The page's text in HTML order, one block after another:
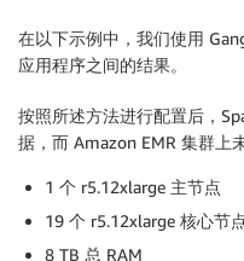
在以下示例中，我们使用
应用程序之间的结果。
按照所述方法进行配置后，
据，而 Amazon EMR 集群上
1 个 r5.12xlarge 主节点
19 个 r5.12xlarge 核心节
8 TB 总 RAM